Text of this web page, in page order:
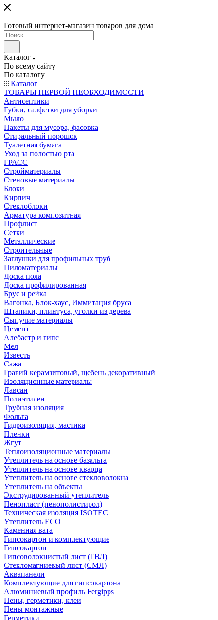
Готовый интернет-магазин товаров для дома
Каталог
По всему сайту
По каталогу
Каталог
ТОВАРЫ ПЕРВОЙ НЕОБХОДИМОСТИ
Антисептики
Губки, салфетки для уборки
Мыло
Пакеты для мусора, фасовка
Стиральный порошок
Туалетная бумага
Уход за полостью рта
ГРАСС
Стройматериалы
Стеновые материалы
Блоки
Кирпич
Стеклоблоки
Арматура композитная
Профлист
Сетки
Металлические
Строительные
Заглушки для профильных труб
Пиломатериалы
Доска пола
Доска профилированная
Брус и рейка
Вагонка, Блок-хаус, Иммитация бруса
Штапики, плинтуса, уголки из дерева
Сыпучие материалы
Цемент
Алебастр и гипс
Мел
Известь
Сажа
Гравий керамзитовый, щебень декоративный
Изоляционные материалы
Лавсан
Полиэтилен
Трубная изоляция
Фольга
Гидроизоляция, мастика
Пленки
Жгут
Теплоизоляционные материалы
Утеплитель на основе базальта
Утеплитель на основе кварца
Утеплитель на основе стекловолокна
Утеплитель на объекты
Экструдированный утеплитель
Пенопласт (пенополистирол)
Техническая изоляция ISOTEC
Утеплитель ECO
Каменная вата
Гипсокартон и комплектующие
Гипсокартон
Гипсоволокнистый лист (ГВЛ)
Стекломагниевый лист (СМЛ)
Аквапанели
Комплектующие для гипсокартона
Алюминиевый профиль Fergipps
Пены, герметики, клеи
Пены монтажные
Герметики